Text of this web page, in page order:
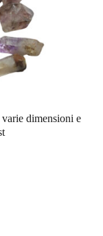
dimensioni e